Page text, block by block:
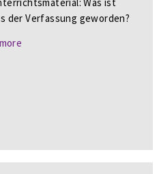
der Verfassung geworden?